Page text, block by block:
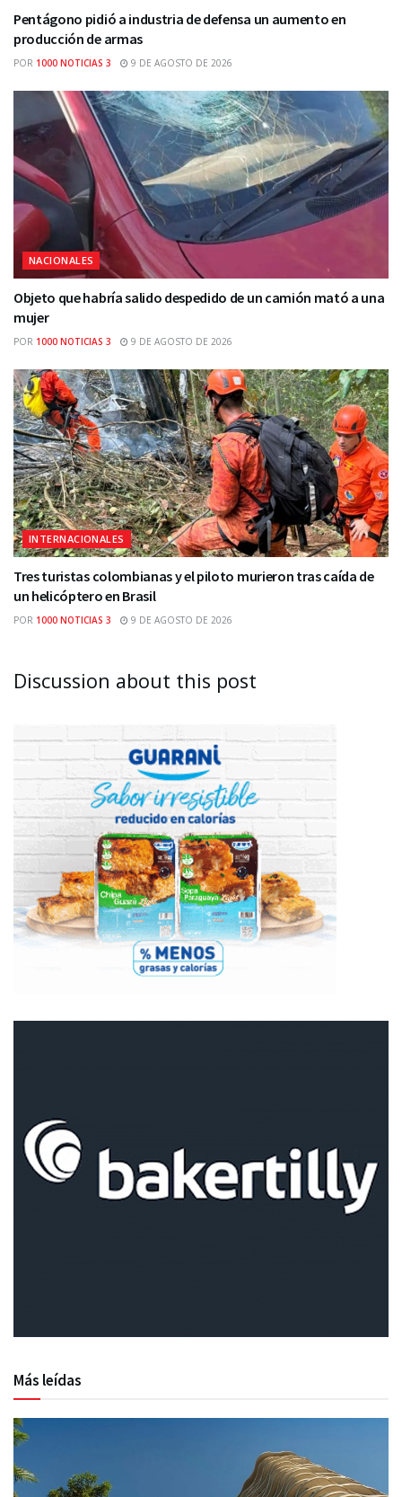
Pentágono pidió a industria de defensa un aumento en
producción de armas
POR 1000 NOTICIAS 3 9 DE AGOSTO DE 2026
NACIONALES
Objeto que habría salido despedido de un camión mató a una
mujer
POR 1000 NOTICIAS 3 9 DE AGOSTO DE 2026
INTERNACIONALES
Tres turistas colombianas y el piloto murieron tras caída de
un helicóptero en Brasil
POR 1000 NOTICIAS 3 9 DE AGOSTO DE 2026
Discussion about this post
Más leídas